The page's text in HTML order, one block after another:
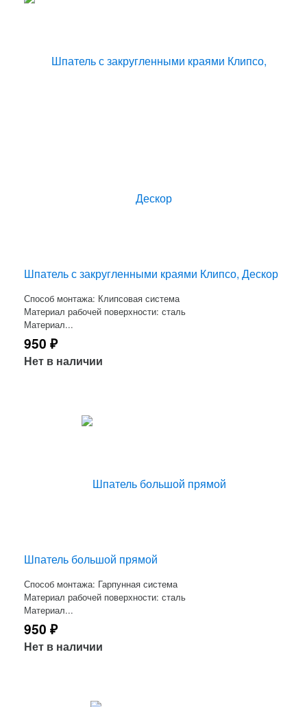
Шпатель с закругленными краями Клипсо, Дескор
Способ монтажа: Клипсовая система
Материал рабочей поверхности: сталь
Материал...
950 ₽
Нет в наличии
Шпатель большой прямой
Способ монтажа: Гарпунная система
Материал рабочей поверхности: сталь
Материал...
950 ₽
Нет в наличии